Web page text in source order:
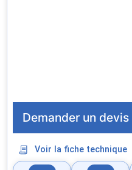
Demander un devis
Voir la fiche technique